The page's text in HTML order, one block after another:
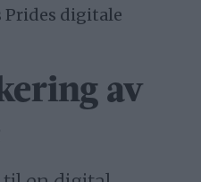
Prides digitale
av